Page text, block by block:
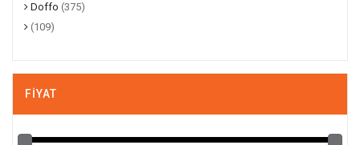
Doffo (375)
(109)
FIYAT